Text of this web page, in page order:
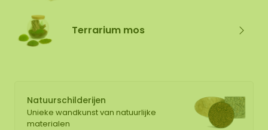
Terrarium mos
Natuurschilderijen
Unieke wandkunst van natuurlijke
materialen